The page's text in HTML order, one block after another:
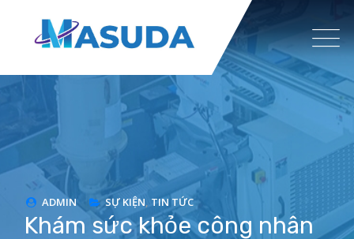
content
ADMIN SỰ KIỆN, TIN TỨC
Khám sức khỏe công nhân